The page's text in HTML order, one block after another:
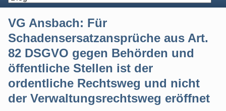
VG Ansbach: Für
Schadensersatzansprüche aus Art.
82 DSGVO gegen Behörden und
öffentliche Stellen ist der
ordentliche Rechtsweg und nicht
der Verwaltungsrechtsweg eröffnet